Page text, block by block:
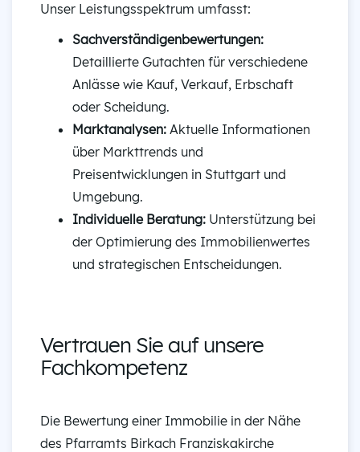
Unser Leistungsspektrum umfasst:
Sachverständigenbewertungen:
Detaillierte Gutachten für verschiedene
Anlässe wie Kauf, Verkauf, Erbschaft
oder Scheidung.
Marktanalysen: Aktuelle Informationen
über Markttrends und
Preisentwicklungen in Stuttgart und
Umgebung.
Individuelle Beratung: Unterstützung bei
der Optimierung des Immobilienwertes
und strategischen Entscheidungen.
Vertrauen Sie auf unsere
Fachkompetenz
Die Bewertung einer Immobilie in der Nähe
des Pfarramts Birkach Franziskakirche